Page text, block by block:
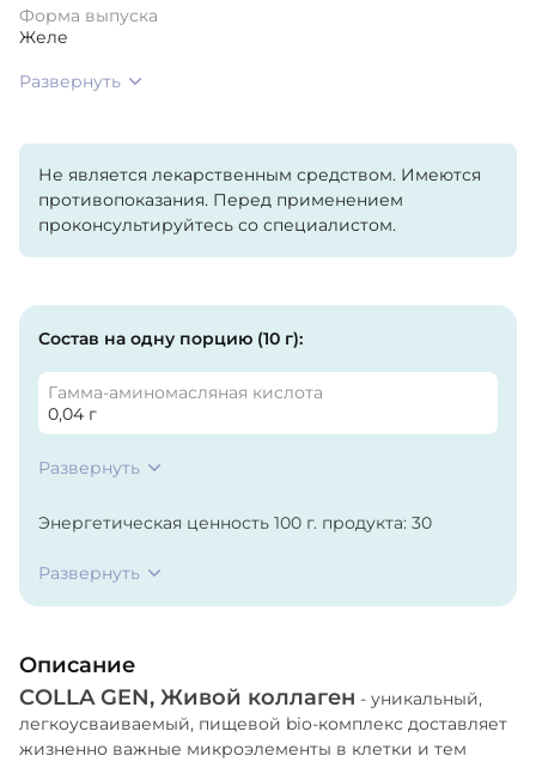
Форма выпуска
Желе
Развернуть
Не является лекарственным средством. Имеются
противопоказания. Перед применением
проконсультируйтесь со специалистом.
Состав на одну порцию (10 г):
Гамма-аминомасляная кислота
0,04 г
Развернуть
Энергетическая ценность 100 г. продукта: 30
Пищевая ценность 100 г. продукта: Белки - 4 г.;
712,12 Mg - 107,17.
Микроэлементы, мг на 1 кг: Zn - 6,77 Fe - 9,60 Cu -
Развернуть
Описание
COLLA GEN, Живой коллаген - уникальный,
легкоусваиваемый, пищевой bio-комплекс доставляет
жизненно важные микроэлементы в клетки и тем